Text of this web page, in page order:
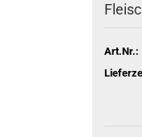
Art.Nr.: